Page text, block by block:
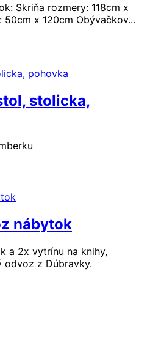
Skriňa rozmery: 118cm x
50cm x 120cm Obývačkov...
stolicka,
nábytok
a 2x vytrínu na knihy,
odvoz z Dúbravky.